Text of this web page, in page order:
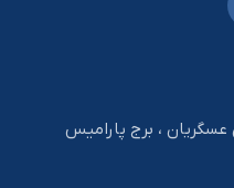
، برج پارامیس